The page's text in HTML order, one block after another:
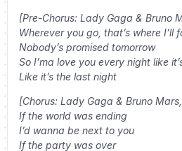
[Pre-Chorus: Lady Gaga & Bruno
Wherever you go, that’s where I’ll
Nobody’s promised tomorrow
So I’ma love you every night like
Like it’s the last night
[Chorus: Lady Gaga & Bruno
If the world was ending
I’d wanna be next to you
If the party was over